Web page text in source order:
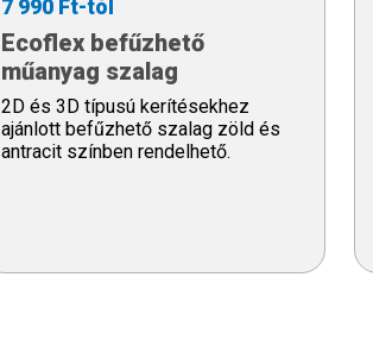
7 990 Ft-tól
Ecoflex befűzhető
műanyag szalag
2D és 3D típusú kerítésekhez
ajánlott befűzhető szalag zöld és
antracit színben rendelhető.